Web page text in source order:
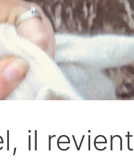
il revient